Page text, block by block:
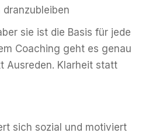
sie ist die Basis für jede
Coaching geht es genau
Ausreden. Klarheit statt
sich sozial und motiviert